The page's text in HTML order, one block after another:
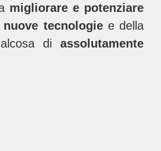
migliorare e potenziare
nuove tecnologie e della
diassolutamente